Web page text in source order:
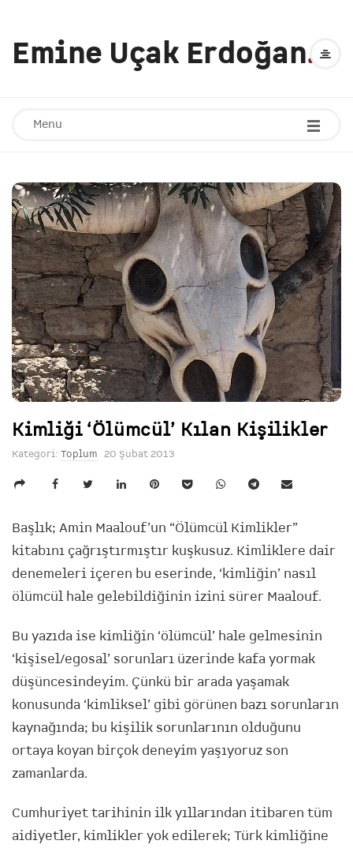
Emine Uçak Erdoğan.
Menu
Kimliği ‘Ölümcül’ Kılan Kişilikler
Kategori: Toplum 20 Şubat 2013
Başlık; Amin Maalouf’un “Ölümcül Kimlikler”
kitabını çağrıştırmıştır kuşkusuz. Kimliklere dair
denemeleri içeren bu eserinde, ‘kimliğin’ nasıl
ölümcül hale gelebildiğinin izini sürer Maalouf.
Bu yazıda ise kimliğin ‘ölümcül’ hale gelmesinin
‘kişisel/egosal’ sorunları üzerinde kafa yormak
düşüncesindeyim. Çünkü bir arada yaşamak
konusunda ‘kimliksel’ gibi görünen bazı sorunların
kaynağında; bu kişilik sorunlarının olduğunu
ortaya koyan birçok deneyim yaşıyoruz son
zamanlarda.
Cumhuriyet tarihinin ilk yıllarından itibaren tüm
aidiyetler, kimlikler yok edilerek; Türk kimliğine